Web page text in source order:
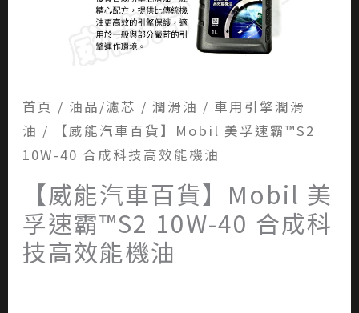
首頁 / 油品/濾芯 / 潤滑油 / 車用引擎潤滑
油 / 【威能汽車百貨】Mobil 美孚速霸™S2
10W-40 合成科技高效能機油
【威能汽車百貨】Mobil 美
孚速霸™S2 10W-40 合成科
技高效能機油